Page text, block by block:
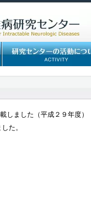
しました（平成２９年度）
た。